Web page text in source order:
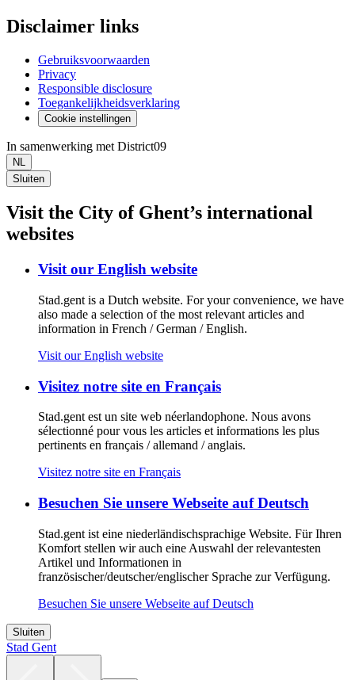
Disclaimer links
Gebruiksvoorwaarden
Privacy
Responsible disclosure
Toegankelijkheidsverklaring
Cookie instellingen
In samenwerking met District09
NL
Sluiten
Visit the City of Ghent’s international
websites
Visit our English website
Stad.gent is a Dutch website. For your convenience, we have
also made a selection of the most relevant articles and
information in French / German / English.
Visit our English website
Visitez notre site en Français
Stad.gent est un site web néerlandophone. Nous avons
sélectionné pour vous les articles et informations les plus
pertinents en français / allemand / anglais.
Visitez notre site en Français
Besuchen Sie unsere Webseite auf Deutsch
Stad.gent ist eine niederländischsprachige Website. Für Ihren
Komfort stellen wir auch eine Auswahl der relevantesten
Artikel und Informationen in
französischer/deutscher/englischer Sprache zur Verfügung.
Besuchen Sie unsere Webseite auf Deutsch
Sluiten
Stad Gent